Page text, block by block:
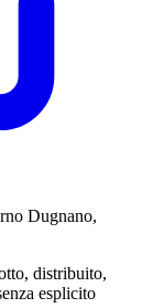
Dugnano,
distribuito,
esplicito